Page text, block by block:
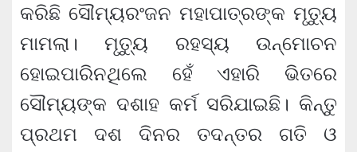
କରିଛି ସୌମ୍ୟରଂଜନ ମହାପାତ୍ରଙ୍କ ମୃତ୍ୟୁ
ମାମଲା। ମୃତ୍ୟୁ ରହସ୍ୟ ଉନ୍ମୋଚନ
ହୋଇପାରିନଥିଲେ ହେଁ ଏହାରି ଭିତରେ
ସୌମ୍ୟଙ୍କ ଦଶାହ କର୍ମ ସରିଯାଇଛି। କିନ୍ତୁ
ପ୍ରଥମ ଦଶ ଦିନର ତଦନ୍ତର ଗତି ଓ